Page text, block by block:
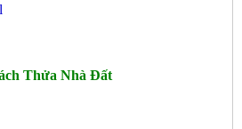
Thửa Nhà Đất